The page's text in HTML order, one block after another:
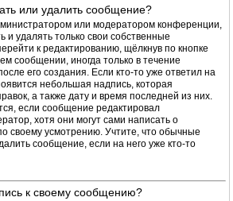
или удалить сообщение?
или модератором конференции,
и удалять только свои собственные
к редактированию, щёлкнув по кнопке
сообщении, иногда только в течение
его создания. Если кто-то уже ответил на
небольшая надпись, которая
а также дату и время последней из них.
если сообщение редактировал
хотя они могут сами написать о
своему усмотрению. Учтите, что обычные
сообщение, если на него уже кто-то
к своему сообщению?